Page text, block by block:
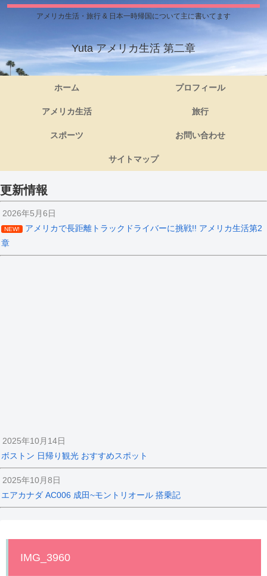
アメリカ生活・旅行 & 日本一時帰国について主に書いてます
Yuta アメリカ生活 第二章
ホーム プロフィール
アメリカ生活 旅行
スポーツ お問い合わせ
サイトマップ
更新情報
2026年5月6日
NEW!
アメリカで長距離トラックドライバーに挑戦!! アメリカ生活第2
章
2025年10月14日
ボストン 日帰り観光 おすすめスポット
2025年10月8日
エアカナダ AC006 成田~モントリオール 搭乗記
IMG_3960